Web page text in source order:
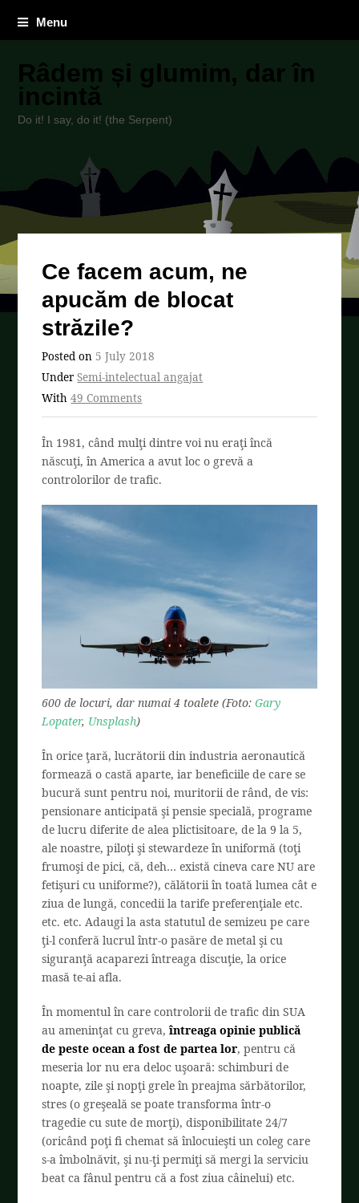
Menu
Râdem și glumim, dar în
incintă
Do it! I say, do it! (the Serpent)
Ce facem acum, ne
apucăm de blocat
străzile?
Posted on 5 July 2018
UnderSemi-intelectual angajat
With49 Comments
În 1981, când mulţi dintre voi nu eraţi încă
născuţi, în America a avut loc o grevă a
controlorilor de trafic.
600 de locuri, dar numai 4 toalete (Foto:Gary
Lopater, Unsplash)
În orice ţară, lucrătorii din industria aeronautică
formează o castă aparte, iar beneficiile de care se
bucură sunt pentru noi, muritorii de rând, de vis:
pensionare anticipată şi pensie specială, programe
de lucru diferite de alea plictisitoare, de la 9 la 5,
ale noastre, piloţi şi stewardeze în uniformă (toţi
frumoşi de pici, că, deh… există cineva care NU are
fetişuri cu uniforme?), călătorii în toată lumea cât e
ziua de lungă, concedii la tarife preferenţiale etc.
etc. etc. Adaugi la asta statutul de semizeu pe care
ţi-l conferă lucrul într-o pasăre de metal şi cu
siguranţă acaparezi întreaga discuţie, la orice
masă te-ai afla.
În momentul în care controlorii de trafic din SUA
au ameninţat cu greva,întreaga opinie publică
de peste ocean a fost de partea lor, pentru că
meseria lor nu era deloc uşoară: schimburi de
noapte, zile şi nopţi grele în preajma sărbătorilor,
stres (o greşeală se poate transforma într-o
tragedie cu sute de morţi), disponibilitate 24/7
(oricând poţi fi chemat să înlocuieşti un coleg care
s-a îmbolnăvit, şi nu-ţi permiţi să mergi la serviciu
beat ca fânul pentru că a fost ziua câinelui) etc.